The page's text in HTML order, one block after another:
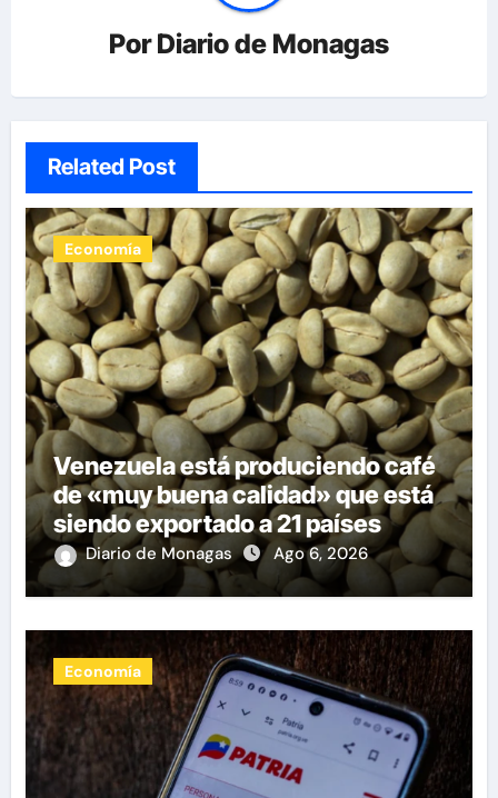
PorDiario de Monagas
Related Post
Economía
Venezuela está produciendo café
de «muy buena calidad» que está
siendo exportado a 21 países
Diario de Monagas Ago 6, 2026
Economía